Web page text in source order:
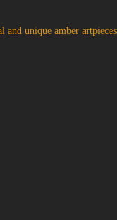
and unique amber artpieces